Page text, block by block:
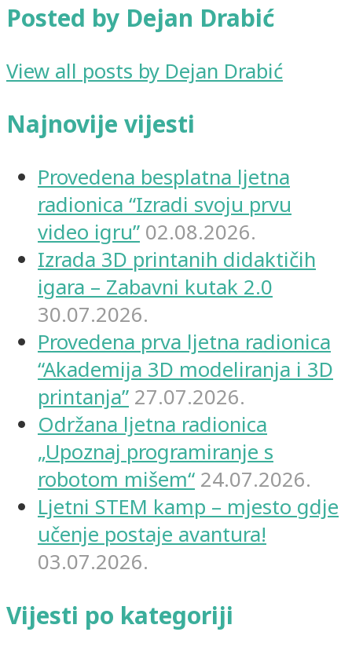
Posted by Dejan Drabić
View all posts by Dejan Drabić
Najnovije vijesti
Provedena besplatna ljetna
radionica “Izradi svoju prvu
video igru” 02.08.2026.
Izrada 3D printanih didaktičih
igara – Zabavni kutak 2.0
30.07.2026.
Provedena prva ljetna radionica
“Akademija 3D modeliranja i 3D
printanja” 27.07.2026.
Održana ljetna radionica
„Upoznaj programiranje s
robotom mišem“ 24.07.2026.
Ljetni STEM kamp – mjesto gdje
učenje postaje avantura!
03.07.2026.
Vijesti po kategoriji